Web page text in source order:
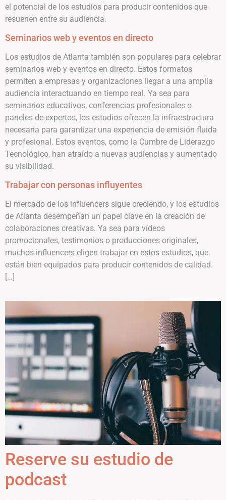
el potencial de los estudios para producir contenidos que
resuenen entre su audiencia.
Seminarios web y eventos en directo
Los estudios de Atlanta también son populares para celebrar
seminarios web y eventos en directo. Estos formatos
permiten a empresas y organizaciones llegar a una amplia
audiencia interactuando en tiempo real. Ya sea para
seminarios educativos, conferencias profesionales o
paneles de expertos, los estudios ofrecen la infraestructura
necesaria para garantizar una experiencia de emisión fluida
y profesional. Estos eventos, como la Cumbre de Liderazgo
Tecnológico, han atraído a nuevas audiencias y aumentado
su visibilidad.
Trabajar con personas influyentes
El mercado de los influencers sigue creciendo, y los estudios
de Atlanta desempeñan un papel clave en la creación de
colaboraciones creativas. Ya sea para vídeos
promocionales, testimonios o producciones originales,
muchos influencers eligen trabajar en estos estudios, que
están bien equipados para producir contenidos de calidad.
[…]
Reserve su estudio de
podcast